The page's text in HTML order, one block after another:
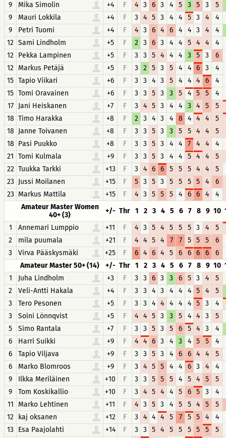
9
Mika Simolin +4 F 4 3 6 3 4 5 3 5 3
5
9
Mauri Lokkila +4 F 3 4 5 3 4 4 5 3 4
4
9
Petri Tuomi +4 F 4 3 6 4 6 4 4 3 4
4
12 Sami Lindholm +5 F 2 3 6 3 4 4 5 4 4
4
12 Pekka Lampinen +5 F 3 3 5 4 4 4 3 5 3
6
12 Markus Petäjä +5 F 3 2 5 3 5 4 4 6 3
4
15 Tapio Viikari +6 F 3 3 4 3 5 4 4 4 6
4
15 Tomi Oravainen +6 F 3 3 5 3 3 5 4 5 5
4
17
Jani Heiskanen +7 F 3 4 5 3 4 4 3 4 5
5
18 Timo Harakka +8 F 2 3 4 3 4 8 4 4 4
5
18 Janne Toivanen +8 F 3 3 5 3 3 5 5 4 4
5
18 Pasi Puukko +8 F 3 3 5 3 4 4 7 4 4
4
21 Tomi Kulmala +9 F 3 3 5 3 4 4 5 4 4
5
22 Tuukka Tarkki +13 F 3 4 6 6 5 5 5 4 4
5
23 Jussi Moilanen +15 F 5 3 5 3 5 5 5 5 4
6
23 Markus Mattila +15 F 4 3 5 5 5 4 6 6 4
4
Amateur Master Women
40+ (3)
+/- Thr 1 2 3 4 5 6 7 8 9 10
1
Annemari Lumppio +11 F 4 3 5 4 5 5 5 3 4
5
2
mila puumala +21 F 4 4 5 4 7 7 5 5 5
6
3
Virva Pääskysmäki +25 F 6 4 6 4 5 6 6 6 6
6
Amateur Master 50+ (14)
+/- Thr 1 2 3 4 5 6 7 8 9 10
1
Juha Lindholm +3 F 3 3 6 3 3 6 5 3 4
5
2
Veli-Antti Hakala +4 F 3 3 4 3 4 4 4 5 4
5
3
Tero Pesonen +5 F 3 3 4 4 4 4 4 5 3
4
3
Soini Lönnqvist +5 F 4 4 5 3 3 5 4 4 3
5
5
Simo Rantala +7 F 3 3 5 3 5 6 5 4 3
4
6
Harri Suikki +9 F 4 4 6 3 4 3 4 5 5
4
6
Tapio Viljava +9 F 3 3 5 3 4 6 6 4 4
5
6
Marko Blomroos +9 F 3 4 5 5 4 4 6 3 4
4
9
Ilkka Meriläinen +10 F 3 3 5 5 5 4 5 4 5
5
9
Tom Koskikallio +10 F 3 4 5 4 4 5 6 5 3
4
11
Marko Lehtinen +11 F 4 3 5 3 4 5 5 4 5
5
12
kaj oksanen +12 F 3 4 4 4 5 7 5 5 4
4
13 Esa Paajolahti +14 F 3 3 5 4 5 5 5 5 5 5